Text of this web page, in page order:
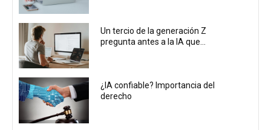
Un tercio de la generación Z
pregunta antes a la IA que...
¿IA confiable? Importancia del
derecho